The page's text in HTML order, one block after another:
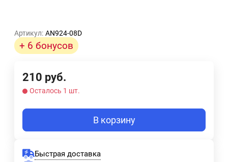
Артикул: AN924-08D
+ 6 бонусов
210 руб.
Осталось 1 шт.
В корзину
Быстрая доставка